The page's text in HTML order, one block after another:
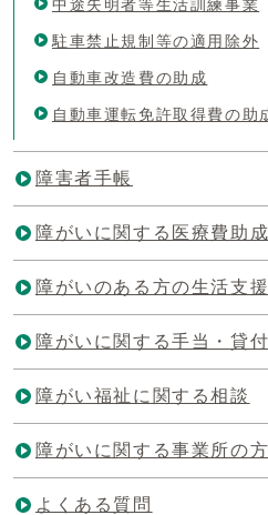
中途失明者等生活訓練事業
駐車禁止規制等の適用除外
自動車改造費の助成
自動車運転免許取得費の助
障害者手帳
障がいに関する医療費助成
障がいのある方の生活支援
障がいに関する手当・貸
障がい福祉に関する相談
障がいに関する事業所の
よくある質問